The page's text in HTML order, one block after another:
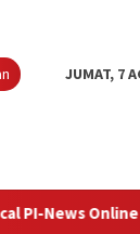
JUMAT, 7
- Portal